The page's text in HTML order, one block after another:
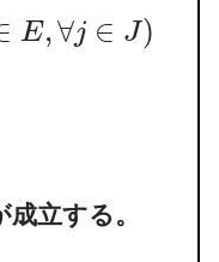
E,∀j ∈ J)
成立する。